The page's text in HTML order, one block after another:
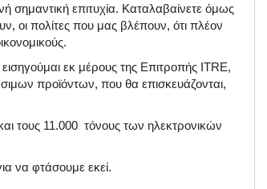
σημαντική επιτυχία. Καταλαβαίνετε όμως
οι πολίτες που μας βλέπουν, ότι πλέον
εκ μέρους της Επιτροπής ΙTRE,
προϊόντων, που θα επισκευάζονται,
τους 11.000 τόνους των ηλεκτρονικών
να φτάσουμε εκεί.